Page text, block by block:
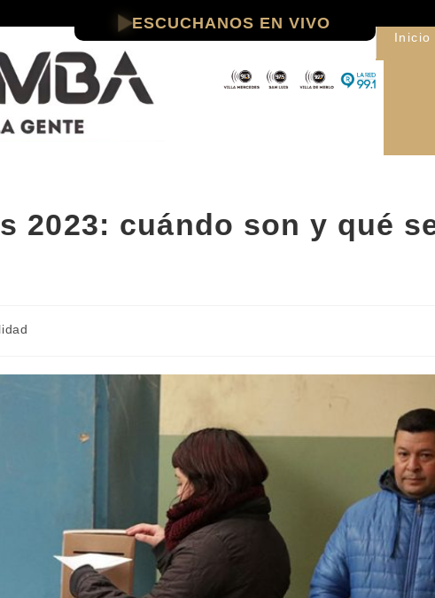
ESCUCHANOS EN VIVO
Inicio
2023: cuándo son y qué